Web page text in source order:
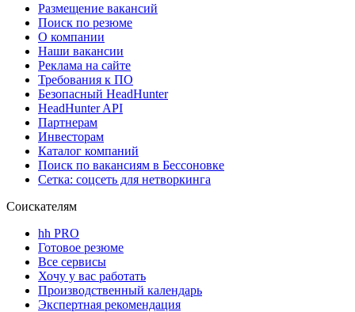
Размещение вакансий
Поиск по резюме
О компании
Наши вакансии
Реклама на сайте
Требования к ПО
Безопасный HeadHunter
HeadHunter API
Партнерам
Инвесторам
Каталог компаний
Поиск по вакансиям в Бессоновке
Сетка: соцсеть для нетворкинга
Соискателям
hh PRO
Готовое резюме
Все сервисы
Хочу у вас работать
Производственный календарь
Экспертная рекомендация